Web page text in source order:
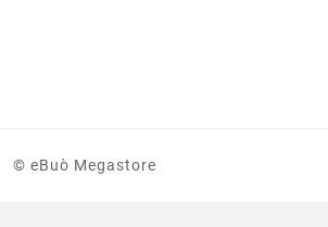
© eBuò Megastore